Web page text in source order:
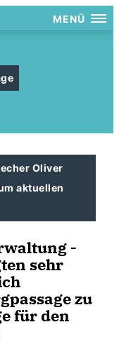
MENÜ
Oliver
aktuellen
-
sehr
zu
für den